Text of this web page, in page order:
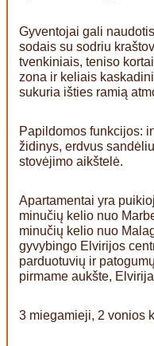
Gyventojai gali
sodais su sodriu
tvenkiniais, teniso
zona ir keliais
sukuria išties ramią
Papildomos funkcijos:
židinys, erdvus
stovėjimo aikštelė.
Apartamentai yra
minučių kelio nuo
minučių kelio nuo
gyvybingo Elvirijos
parduotuvių ir
pirmame aukšte,
3 miegamieji, 2 vonios